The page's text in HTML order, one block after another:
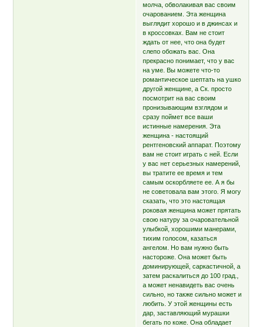
молча, обволакивая вас своим
очарованием. Эта женщина
выглядит хорошо и в джинсах и
в кроссовках. Вам не стоит
ждать от нее, что она будет
слепо обожать вас. Она
прекрасно понимает, что у вас
на уме. Вы можете что-то
романтическое шептать на ушко
другой женщине, а Ск. просто
посмотрит на вас своим
пронизывающим взглядом и
сразу поймет все ваши
истинные намерения. Эта
женщина - настоящий
рентгеновский аппарат. Поэтому
вам не стоит играть с ней. Если
у вас нет серьезных намерений,
вы тратите ее время и тем
самым оскорбляете ее. А я бы
не советовала вам этого. Я могу
сказать, что это настоящая
роковая женщина может прятать
свою натуру за очаровательной
улыбкой, хорошими манерами,
тихим голосом, казаться
ангелом. Но вам нужно быть
настороже. Она может быть
доминирующей, саркастичной, а
затем раскалиться до 100 град.,
а может ненавидеть вас очень
сильно, но также сильно может и
любить. У этой женщины есть
дар, заставляющий мурашки
бегать по коже. Она обладает